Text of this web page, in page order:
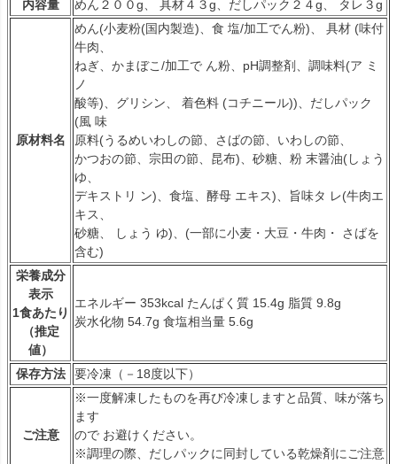
内容量
めん２００g、 具材４３g、だしパック２４g、 タレ３g
原材料名
めん(小麦粉(国内製造)、食 塩/加工でん粉)、 具材 (味付
牛肉、
ねぎ、かまぼこ/加工で ん粉、pH調整剤、調味料(ア ミ
ノ
酸等)、グリシン、 着色料 (コチニール))、だしパック
(風 味
原料(うるめいわしの節、さばの節、いわしの節、
かつおの節、宗田の節、昆布)、砂糖、粉 末醤油(しょう
ゆ、
デキストリ ン)、食塩、酵母 エキス)、旨味タ レ(牛肉エ
キス、
砂糖、 しょう ゆ)、(一部に小麦・大豆・牛肉・ さばを
含む)
栄養成分
表示
1食あたり
（推定
値）
エネルギー 353kcal たんぱく質 15.4g 脂質 9.8g
炭水化物 54.7g 食塩相当量 5.6g
保存方法 要冷凍（－18度以下）
ご注意
※一度解凍したものを再び冷凍しますと品質、味が落ち
ます
ので お避けください。
※調理の際、だしパックに同封している乾燥剤にご注意